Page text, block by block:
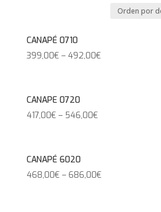
CANAPÉ 0710
399,00€– 492,00€
CANAPE 0720
417,00€– 546,00€
CANAPÉ 6020
468,00€– 686,00€